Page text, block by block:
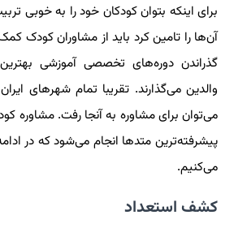
برای اینکه بتوان کودکان خود را به خوبی
آن‌ها را تامین کرد باید از مشاوران کودک
گذراندن دوره‌های تخصصی آموزشی بهترین
والدین می‌گذارند. تقریبا تمام شهرهای
می‌توان برای مشاوره به آنجا رفت. مشاوره
پیشرفته‌ترین متدها انجام می‌شود که در
می‌کنیم.
کشف استعداد